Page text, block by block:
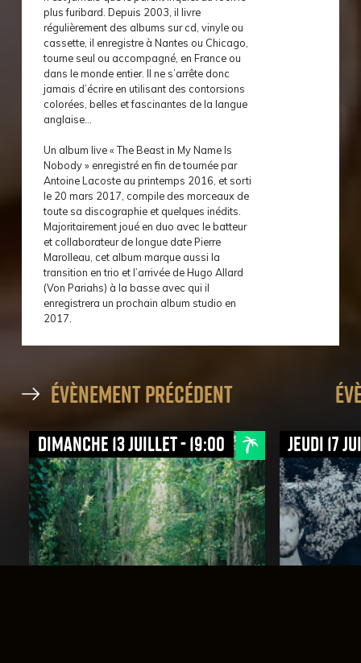
plus furibard. Depuis 2003, il livre
régulièrement des albums sur cd, vinyle ou
cassette, il enregistre à Nantes ou Chicago,
tourne seul ou accompagné, en France ou
dans le monde entier. Il ne s’arrête donc
jamais d’écrire en utilisant des contorsions
colorées, belles et fascinantes de la langue
anglaise…
Un album live « The Beast in My Name Is
Nobody » enregistré en fin de tournée par
Antoine Lacoste au printemps 2016, et sorti
le 20 mars 2017, compile des morceaux de
toute sa discographie et quelques inédits.
Majoritairement joué en duo avec le batteur
et collaborateur de longue date Pierre
Marolleau, cet album marque aussi la
transition en trio et l’arrivée de Hugo Allard
(Von Pariahs) à la basse avec qui il
enregistrera un prochain album studio en
2017.
évènement précédent
dimanche 13 juillet - 19:00 jeudi 17